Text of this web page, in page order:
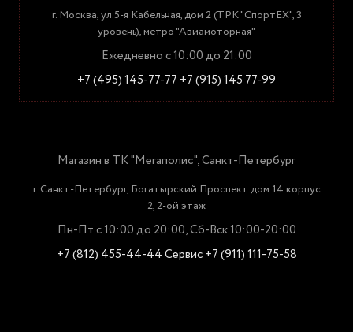
г. Москва, ул.5-я Кабельная, дом 2 (ТРК "СпортЕХ", 3
уровень), метро "Авиамоторная"
Ежедневно с 10:00 до 21:00
+7 (495) 145-77-77 +7 (915) 145 77-99
Магазин в ТК "Мегаполис", Санкт-Петербург
г. Санкт-Петербург, Богатырский Проспект дом 14 корпус
2, 2-ой этаж
Пн-Пт с 10:00 до 20:00, Сб-Вск 10:00-20:00
+7 (812) 455-44-44Сервис +7 (911) 111-75-58